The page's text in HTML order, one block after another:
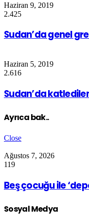
Haziran 9, 2019
2.425
Sudan’da genel
Haziran 5, 2019
2.616
Sudan’da
Ayrıca bak..
Close
Ağustos 7, 2026
119
Beş çocuğu ile
Sosyal Medya